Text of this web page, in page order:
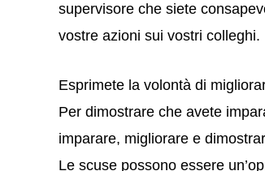
supervisore che siete
vostre azioni sui vostri colleghi.
Esprimete la volontà di
Per dimostrare che avete
imparare, migliorare e
Le scuse possono essere